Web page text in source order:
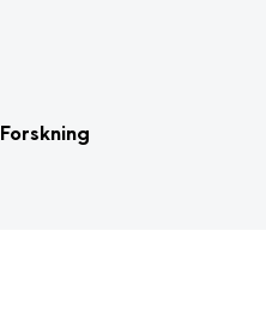
Forskning